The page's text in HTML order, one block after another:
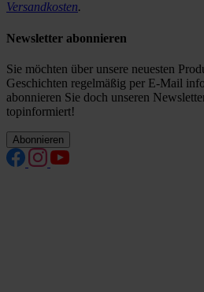
Versandkosten.
Newsletter abonnieren
Sie möchten über unsere neuesten
Geschichten regelmäßig per E-Mail
abonnieren Sie doch unseren
topinformiert!
Abonnieren